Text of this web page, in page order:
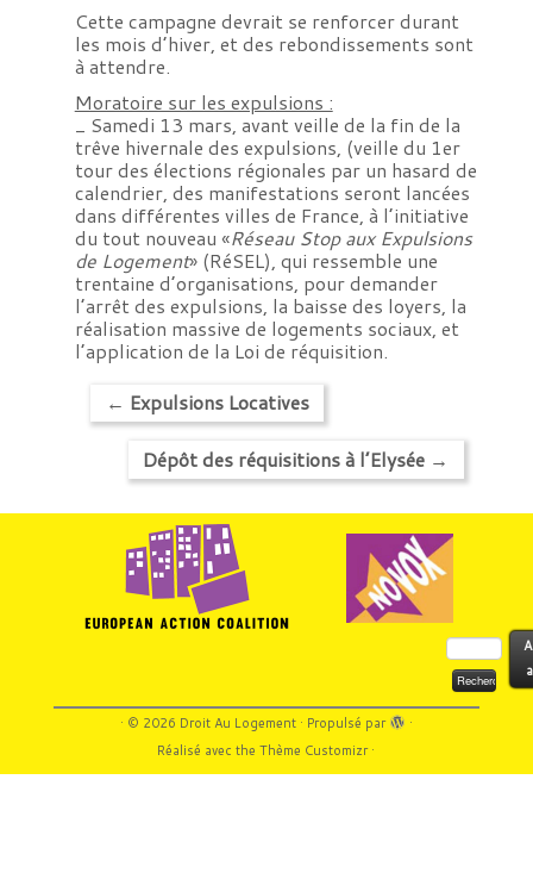
Cette campagne devrait se renforcer durant
les mois d’hiver, et des rebondissements sont
à attendre.
Moratoire sur les expulsions :
_ Samedi 13 mars, avant veille de la fin de la
trêve hivernale des expulsions, (veille du 1er
tour des élections régionales par un hasard de
calendrier, des manifestations seront lancées
dans différentes villes de France, à l’initiative
du tout nouveau «Réseau Stop aux Expulsions
de Logement» (RéSEL), qui ressemble une
trentaine d’organisations, pour demander
l’arrêt des expulsions, la baisse des loyers, la
réalisation massive de logements sociaux, et
l’application de la Loi de réquisition.
← Expulsions Locatives
Dépôt des réquisitions à l’Elysée →
Rechercher :
· © 2026 Droit Au Logement· Propulsé par
·
Réalisé avec theThème Customizr·